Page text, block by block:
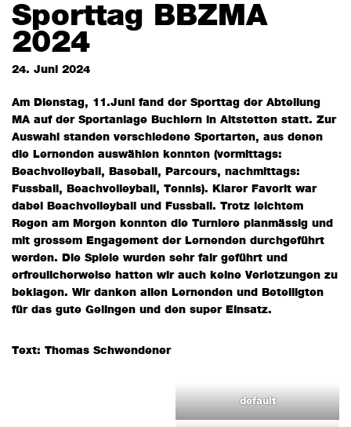
Sporttag BBZMA
2024
24. Juni 2024
Am Dienstag, 11.Juni fand der Sporttag der Abteilung
MA auf der Sportanlage Buchlern in Altstetten statt. Zur
Auswahl standen verschiedene Sportarten, aus denen
die Lernenden auswählen konnten (vormittags:
Beachvolleyball, Baseball, Parcours, nachmittags:
Fussball, Beachvolleyball, Tennis). Klarer Favorit war
dabei Beachvolleyball und Fussball. Trotz leichtem
Regen am Morgen konnten die Turniere planmässig und
mit grossem Engagement der Lernenden durchgeführt
werden. Die Spiele wurden sehr fair geführt und
erfreulicherweise hatten wir auch keine Verletzungen zu
beklagen. Wir danken allen Lernenden und Beteiligten
für das gute Gelingen und den super Einsatz.
Text: Thomas Schwendener
default